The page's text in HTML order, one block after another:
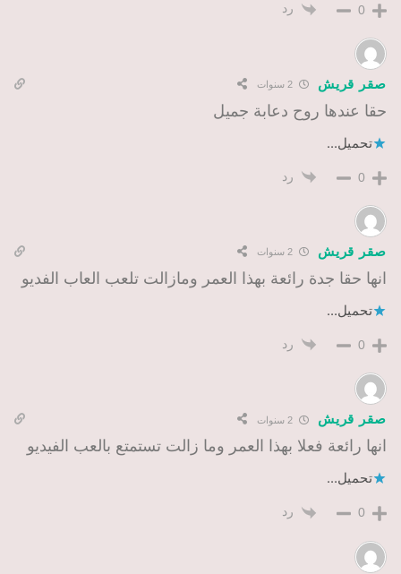
0 رد
صقر قريش
حقا عندها روح دعابة جميل
تحميل...
0 رد
صقر قريش
انها حقا جدة رائعة بهذا العمر ومازالت تلعب العاب الفديو
تحميل...
0 رد
صقر قريش
انها رائعة فعلا بهذا العمر وما زالت تستمتع بالعب الفيديو
تحميل...
0 رد